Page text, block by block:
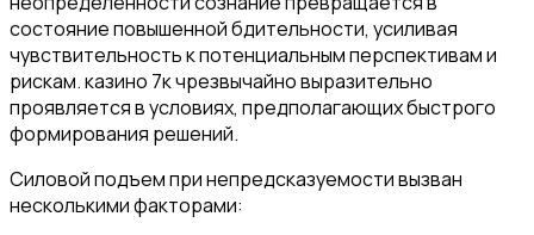
состояние повышенной бдительности, усиливая
чувствительность к потенциальным перспективам и
рискам. казино 7к чрезвычайно выразительно
проявляется в условиях, предполагающих быстрого
формирования решений.
Силовой подъем при непредсказуемости вызван
несколькими факторами: